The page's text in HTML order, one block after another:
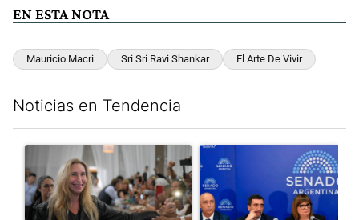
EN ESTA NOTA
Mauricio Macri Sri Sri Ravi Shankar El Arte De Vivir
Noticias en Tendencia
Un artículo de tendencia con el título "Karina Milei vuelve al
Un artículo de tendencia con